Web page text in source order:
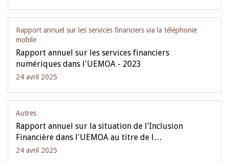
Rapport annuel sur les services financiers via la téléphonie
mobile
Rapport annuel sur les services financiers
numériques dans l'UEMOA - 2023
24 avril 2025
Autres
Rapport annuel sur la situation de l'Inclusion
Financière dans l'UEMOA au titre de l…
24 avril 2025